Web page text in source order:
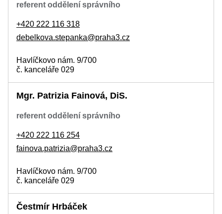
referent oddělení správního
+420 222 116 318
debelkova.stepanka@praha3.cz
Havlíčkovo nám. 9/700
č. kanceláře 029
Mgr. Patrizia Fainová, DiS.
referent oddělení správního
+420 222 116 254
fainova.patrizia@praha3.cz
Havlíčkovo nám. 9/700
č. kanceláře 029
Čestmír Hrbáček